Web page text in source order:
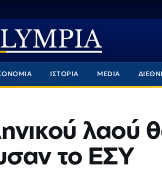
ΙΣΤΟΡΙΑ MEDIA
λαού
το ΕΣΥ